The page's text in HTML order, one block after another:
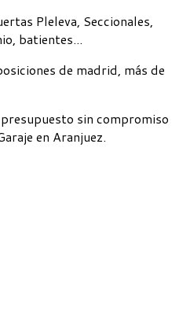
Pleleva, Seccionales,
batientes...
de madrid, más de
sin compromiso
en Aranjuez.